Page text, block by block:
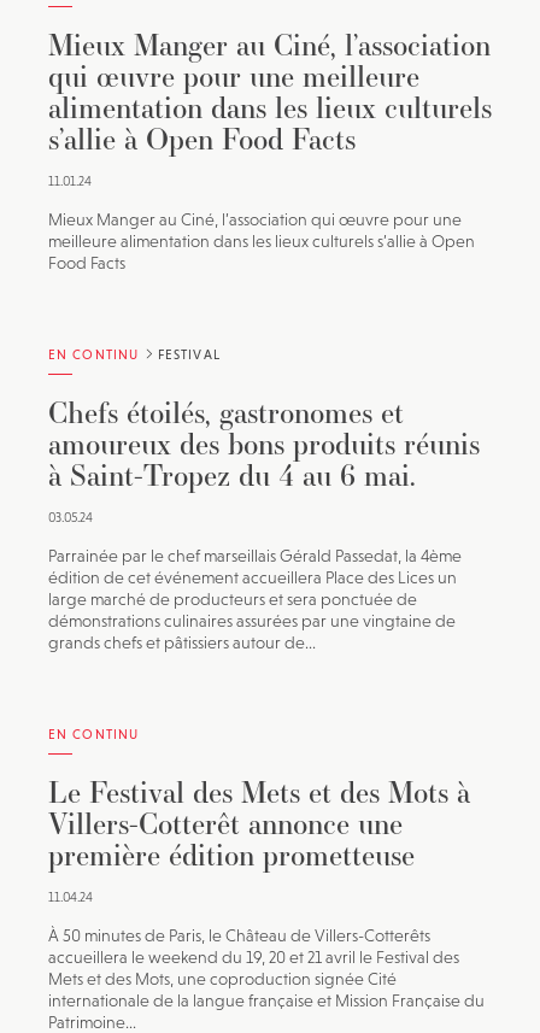
Mieux Manger au Ciné, l’association
qui œuvre pour une meilleure
alimentation dans les lieux culturels
s’allie à Open Food Facts
11.01.24
Mieux Manger au Ciné, l’association qui œuvre pour une
meilleure alimentation dans les lieux culturels s’allie à Open
Food Facts
EN CONTINU FESTIVAL
Chefs étoilés, gastronomes et
amoureux des bons produits réunis
à Saint-Tropez du 4 au 6 mai.
03.05.24
Parrainée par le chef marseillais Gérald Passedat, la 4ème
édition de cet événement accueillera Place des Lices un
large marché de producteurs et sera ponctuée de
démonstrations culinaires assurées par une vingtaine de
grands chefs et pâtissiers autour de...
EN CONTINU
Le Festival des Mets et des Mots à
Villers-Cotterêt annonce une
première édition prometteuse
11.04.24
À 50 minutes de Paris, le Château de Villers-Cotterêts
accueillera le weekend du 19, 20 et 21 avril le Festival des
Mets et des Mots, une coproduction signée Cité
internationale de la langue française et Mission Française du
Patrimoine...